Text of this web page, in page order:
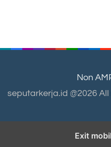
Non
seputarkerja.id @2026
Exit